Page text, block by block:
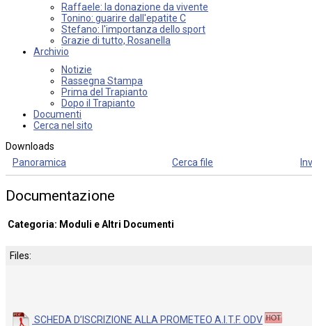
Raffaele: la donazione da vivente
Tonino: guarire dall'epatite C
Stefano: l'importanza dello sport
Grazie di tutto, Rosanella
Archivio
Notizie
Rassegna Stampa
Prima del Trapianto
Dopo il Trapianto
Documenti
Cerca nel sito
Downloads
Panoramica
Cerca file
Documentazione
Categoria: Moduli e Altri Documenti
Files:
SCHEDA D’ISCRIZIONE ALLA PROMETEO A.I.T.F. ODV